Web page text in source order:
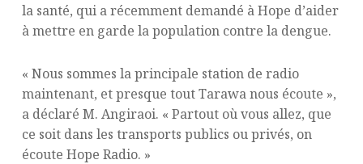
la santé, qui a récemment demandé à Hope d’aider
à mettre en garde la population contre la dengue.
« Nous sommes la principale station de radio
maintenant, et presque tout Tarawa nous écoute »,
a déclaré M. Angiraoi. « Partout où vous allez, que
ce soit dans les transports publics ou privés, on
écoute Hope Radio. »